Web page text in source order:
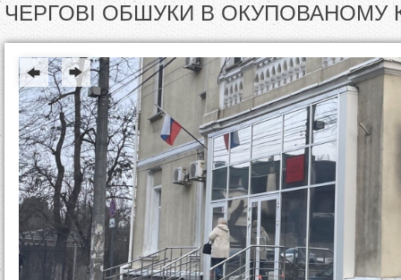
В
ЧЕРГОВІ ОБШУКИ В ОКУПОВАНОМУ